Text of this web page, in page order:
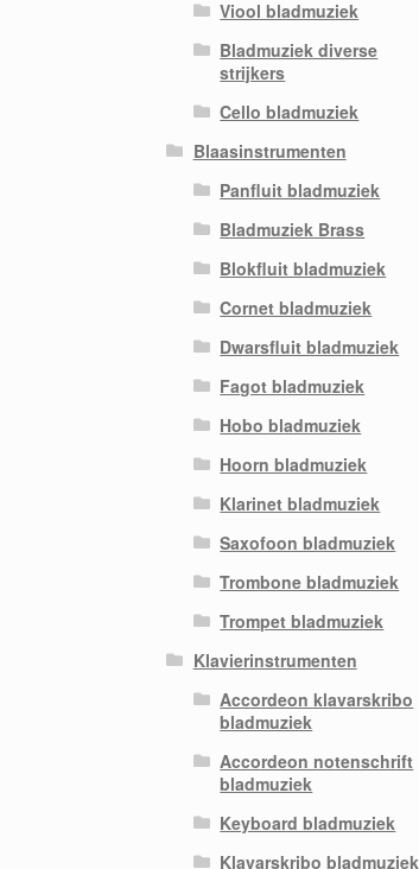
Viool bladmuziek
Bladmuziek diverse
strijkers
Cello bladmuziek
Blaasinstrumenten
Panfluit bladmuziek
Bladmuziek Brass
Blokfluit bladmuziek
Cornet bladmuziek
Dwarsfluit bladmuziek
Fagot bladmuziek
Hobo bladmuziek
Hoorn bladmuziek
Klarinet bladmuziek
Saxofoon bladmuziek
Trombone bladmuziek
Trompet bladmuziek
Klavierinstrumenten
Accordeon klavarskribo
bladmuziek
Accordeon notenschrift
bladmuziek
Keyboard bladmuziek
Klavarskribo bladmuziek